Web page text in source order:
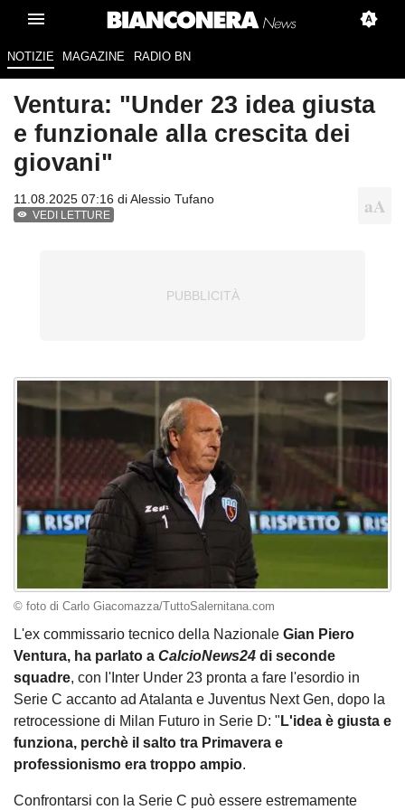
NOTIZIE MAGAZINE RADIO BN
Ventura: "Under 23 idea giusta
e funzionale alla crescita dei
giovani"
11.08.2025 07:16 diAlessio Tufano
VEDI LETTURE
© foto di Carlo Giacomazza/TuttoSalernitana.com
L'ex commissario tecnico della Nazionale Gian Piero
Ventura, ha parlato a CalcioNews24 di seconde
squadre, con l'Inter Under 23 pronta a fare l'esordio in
Serie C accanto ad Atalanta e Juventus Next Gen, dopo la
retrocessione di Milan Futuro in Serie D: " L'idea è giusta e
funziona, perchè il salto tra Primavera e
professionismo era troppo ampio.
Confrontarsi con la Serie C può essere estremamente